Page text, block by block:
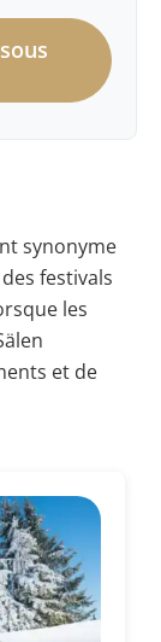
synonyme
festivals
les
et de